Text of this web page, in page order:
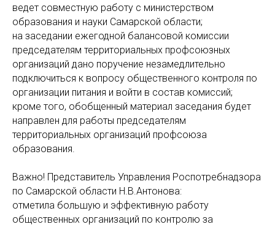
ведет совместную работу с министерством
образования и науки Самарской области;
на заседании ежегодной балансовой комиссии
председателям территориальных профсоюзных
организаций дано поручение незамедлительно
подключиться к вопросу общественного контроля по
организации питания и войти в состав комиссий;
кроме того, обобщенный материал заседания будет
направлен для работы председателям
территориальных организаций профсоюза
образования.
Важно! Представитель Управления Роспотребнадзора
по Самарской области Н.В.Антонова:
отметила большую и эффективную работу
общественных организаций по контролю за